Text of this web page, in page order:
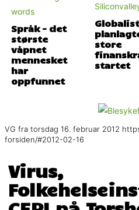
Språk – det
største
våpnet
mennesket
har
oppfunnet
store
startet
VG fra torsdag 16. februar 2012
forsiden/#2012-02-16
Virus,